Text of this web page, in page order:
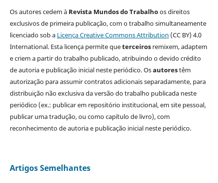
Os autores cedem à Revista Mundos do Trabalhoos direitos
exclusivos de primeira publicação, com o trabalho simultaneamente
licenciado sob a Licença Creative Commons Attribution (CC BY) 4.0
International. Esta licença permite queterceirosremixem, adaptem
e criem a partir do trabalho publicado, atribuindo o devido crédito
de autoria e publicação inicial neste periódico. Osautorestêm
autorização para assumir contratos adicionais separadamente, para
distribuição não exclusiva da versão do trabalho publicada neste
periódico (ex.: publicar em repositório institucional, em site pessoal,
publicar uma tradução, ou como capítulo de livro), com
reconhecimento de autoria e publicação inicial neste periódico.
Artigos Semelhantes